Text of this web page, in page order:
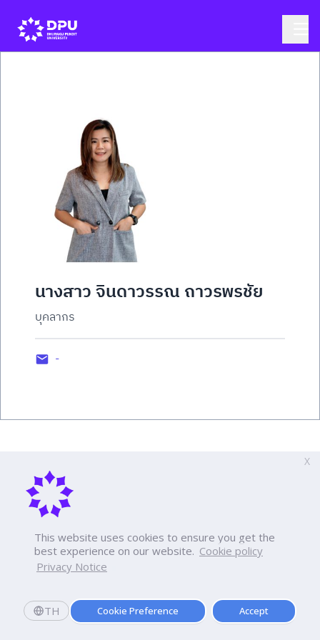
This website uses cookies to ensure you get the
best experience on our website. Cookie policy
Privacy Notice
TH Cookie Preference Accept
X
นางสาว จินดาวรรณ ถาวรพรชัย
บุคลากร
-